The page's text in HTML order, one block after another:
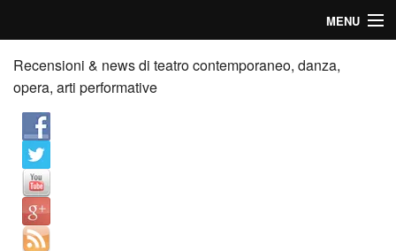
MENU
Home
Recensioni
Anticipazioni
News
Palazzi consiglia
Recensioni & news di teatro contemporaneo, danza,
opera, arti performative